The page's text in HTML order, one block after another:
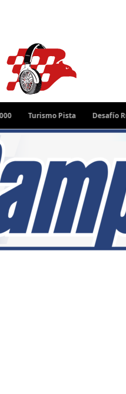
Pista Desafío Ruta 40